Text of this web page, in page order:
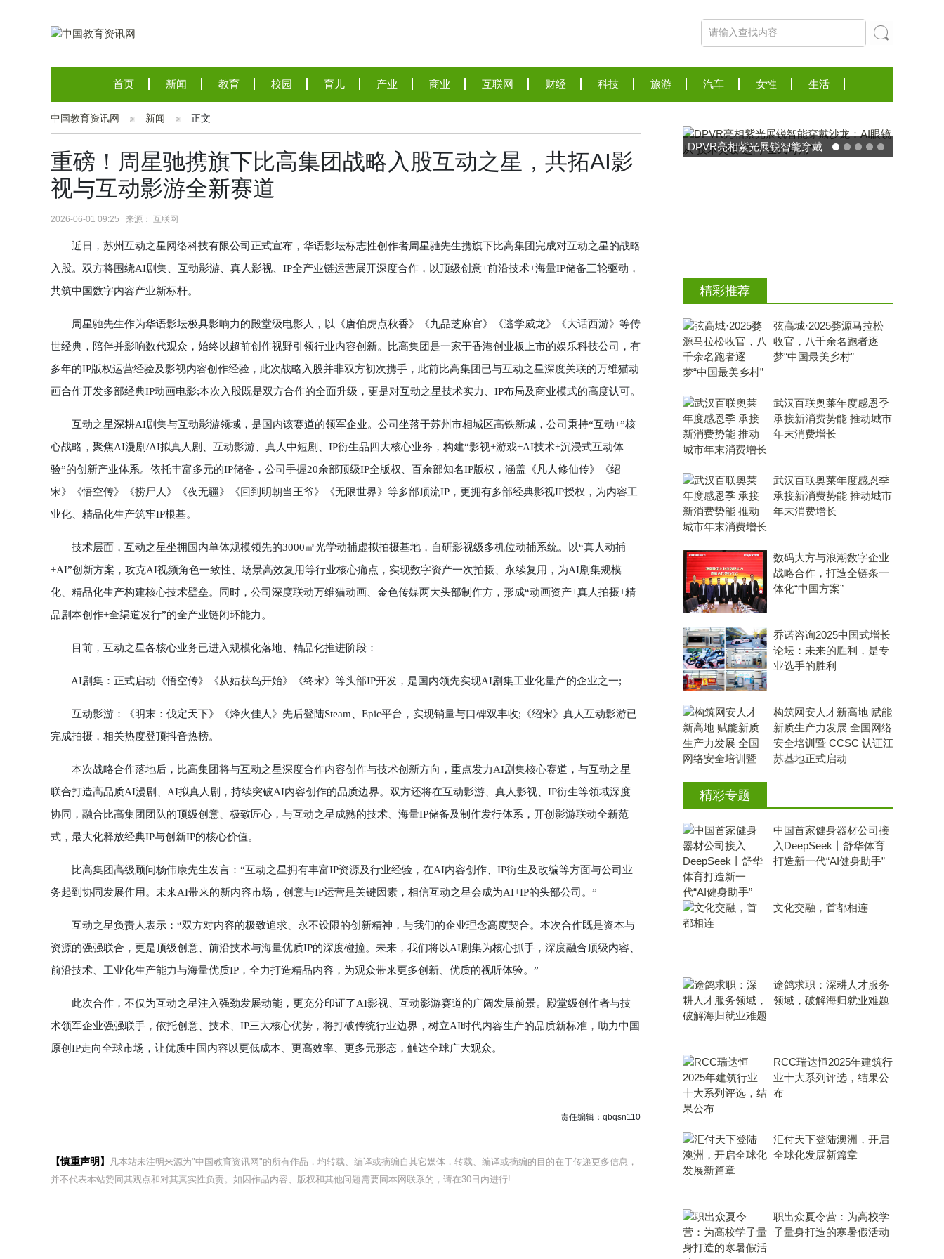
首页 新闻 教育 校园 育儿 产业 商业 互联网 财经 科技 旅游 汽车 女性 生活
中国教育资讯网 新闻 正文
重磅！周星驰携旗下比高集团战略入股互动之星，共拓AI影
视与互动影游全新赛道
2026-06-01 09:25 来源： 互联网
近日，苏州互动之星网络科技有限公司正式宣布，华语影坛标志性创作者周星驰先生携旗下比高集团完成对互动之星的战略
入股。双方将围绕AI剧集、互动影游、真人影视、IP全产业链运营展开深度合作，以顶级创意+前沿技术+海量IP储备三轮驱动，
共筑中国数字内容产业新标杆。
周星驰先生作为华语影坛极具影响力的殿堂级电影人，以《唐伯虎点秋香》《九品芝麻官》《逃学威龙》《大话西游》等传
世经典，陪伴并影响数代观众，始终以超前创作视野引领行业内容创新。比高集团是一家于香港创业板上市的娱乐科技公司，有
多年的IP版权运营经验及影视内容创作经验，此次战略入股并非双方初次携手，此前比高集团已与互动之星深度关联的万维猫动
画合作开发多部经典IP动画电影;本次入股既是双方合作的全面升级，更是对互动之星技术实力、IP布局及商业模式的高度认可。
互动之星深耕AI剧集与互动影游领域，是国内该赛道的领军企业。公司坐落于苏州市相城区高铁新城，公司秉持“互动+”核
心战略，聚焦AI漫剧/AI拟真人剧、互动影游、真人中短剧、IP衍生品四大核心业务，构建“影视+游戏+AI技术+沉浸式互动体
验”的创新产业体系。依托丰富多元的IP储备，公司手握20余部顶级IP全版权、百余部知名IP版权，涵盖《凡人修仙传》《绍
宋》《悟空传》《捞尸人》《夜无疆》《回到明朝当王爷》《无限世界》等多部顶流IP，更拥有多部经典影视IP授权，为内容工
业化、精品化生产筑牢IP根基。
技术层面，互动之星坐拥国内单体规模领先的3000㎡光学动捕虚拟拍摄基地，自研影视级多机位动捕系统。以“真人动捕
+AI”创新方案，攻克AI视频角色一致性、场景高效复用等行业核心痛点，实现数字资产一次拍摄、永续复用，为AI剧集规模
化、精品化生产构建核心技术壁垒。同时，公司深度联动万维猫动画、金色传媒两大头部制作方，形成“动画资产+真人拍摄+精
品剧本创作+全渠道发行”的全产业链闭环能力。
目前，互动之星各核心业务已进入规模化落地、精品化推进阶段：
AI剧集：正式启动《悟空传》《从姑获鸟开始》《终宋》等头部IP开发，是国内领先实现AI剧集工业化量产的企业之一;
互动影游：《明末：伐定天下》《烽火佳人》先后登陆Steam、Epic平台，实现销量与口碑双丰收;《绍宋》真人互动影游已
完成拍摄，相关热度登顶抖音热榜。
本次战略合作落地后，比高集团将与互动之星深度合作内容创作与技术创新方向，重点发力AI剧集核心赛道，与互动之星
联合打造高品质AI漫剧、AI拟真人剧，持续突破AI内容创作的品质边界。双方还将在互动影游、真人影视、IP衍生等领域深度
协同，融合比高集团团队的顶级创意、极致匠心，与互动之星成熟的技术、海量IP储备及制作发行体系，开创影游联动全新范
式，最大化释放经典IP与创新IP的核心价值。
比高集团高级顾问杨伟康先生发言：“互动之星拥有丰富IP资源及行业经验，在AI内容创作、IP衍生及改编等方面与公司业
务起到协同发展作用。未来AI带来的新内容市场，创意与IP运营是关键因素，相信互动之星会成为AI+IP的头部公司。”
互动之星负责人表示：“双方对内容的极致追求、永不设限的创新精神，与我们的企业理念高度契合。本次合作既是资本与
资源的强强联合，更是顶级创意、前沿技术与海量优质IP的深度碰撞。未来，我们将以AI剧集为核心抓手，深度融合顶级内容、
前沿技术、工业化生产能力与海量优质IP，全力打造精品内容，为观众带来更多创新、优质的视听体验。”
此次合作，不仅为互动之星注入强劲发展动能，更充分印证了AI影视、互动影游赛道的广阔发展前景。殿堂级创作者与技
术领军企业强强联手，依托创意、技术、IP三大核心优势，将打破传统行业边界，树立AI时代内容生产的品质新标准，助力中国
原创IP走向全球市场，让优质中国内容以更低成本、更高效率、更多元形态，触达全球广大观众。
责任编辑：qbqsn110
【慎重声明】
凡本站未注明来源为"中国教育资讯网"的所有作品，均转载、编译或摘编自其它媒体，转载、编译或摘编的目的在于传递更多信息，
并不代表本站赞同其观点和对其真实性负责。如因作品内容、版权和其他问题需要同本网联系的，请在30日内进行!
DPVR亮相紫光展锐智能穿戴
精彩推荐
弦高城·2025婺源马拉松
收官，八千余名跑者逐
梦“中国最美乡村”
武汉百联奥莱年度感恩季
承接新消费势能 推动城市
年末消费增长
武汉百联奥莱年度感恩季
承接新消费势能 推动城市
年末消费增长
数码大方与浪潮数字企业
战略合作，打造全链条一
体化“中国方案”
乔诺咨询2025中国式增长
论坛：未来的胜利，是专
业选手的胜利
构筑网安人才新高地 赋能
新质生产力发展 全国网络
安全培训暨 CCSC 认证江
苏基地正式启动
精彩专题
中国首家健身器材公司接
入DeepSeek丨舒华体育
打造新一代“AI健身助手”
文化交融，首都相连
途鸽求职：深耕人才服务
领域，破解海归就业难题
RCC瑞达恒2025年建筑行
业十大系列评选，结果公
布
汇付天下登陆澳洲，开启
全球化发展新篇章
职出众夏令营：为高校学
子量身打造的寒暑假活动